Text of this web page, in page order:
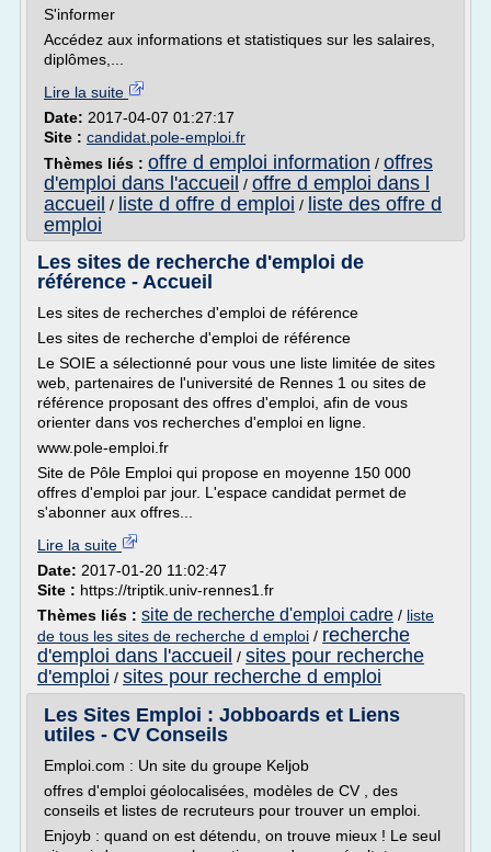
S'informer
Accédez aux informations et statistiques sur les salaires,
diplômes,...
Lire la suite
Date: 2017-04-07 01:27:17
Site : candidat.pole-emploi.fr
Thèmes liés : offre d emploi information / offres
d'emploi dans l'accueil / offre d emploi dans l
accueil / liste d offre d emploi / liste des offre d
emploi
Les sites de recherche d'emploi de
référence - Accueil
Les sites de recherches d'emploi de référence
Les sites de recherche d'emploi de référence
Le SOIE a sélectionné pour vous une liste limitée de sites
web, partenaires de l'université de Rennes 1 ou sites de
référence proposant des offres d'emploi, afin de vous
orienter dans vos recherches d'emploi en ligne.
www.pole-emploi.fr
Site de Pôle Emploi qui propose en moyenne 150 000
offres d'emploi par jour. L'espace candidat permet de
s'abonner aux offres...
Lire la suite
Date: 2017-01-20 11:02:47
Site : https://triptik.univ-rennes1.fr
Thèmes liés : site de recherche d'emploi cadre / liste
de tous les sites de recherche d emploi / recherche
d'emploi dans l'accueil / sites pour recherche
d'emploi / sites pour recherche d emploi
Les Sites Emploi : Jobboards et Liens
utiles - CV Conseils
Emploi.com : Un site du groupe Keljob
offres d'emploi géolocalisées, modèles de CV , des
conseils et listes de recruteurs pour trouver un emploi.
Enjoyb : quand on est détendu, on trouve mieux ! Le seul